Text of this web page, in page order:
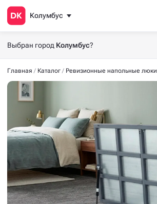
Колумбус
Выбран город Колумбус?
Главная Каталог Ревизионные напольные люки